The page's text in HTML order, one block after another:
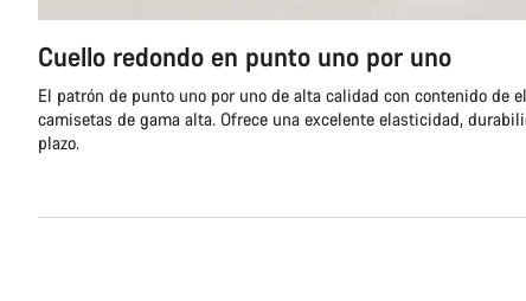
Cuello redondo en punto uno por uno
El patrón de punto uno por uno de alta calidad con contenido de
camisetas de gama alta. Ofrece una excelente elasticidad,
plazo.